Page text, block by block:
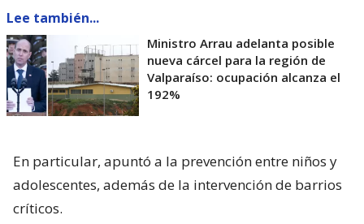
Lee también...
Ministro Arrau adelanta posible
nueva cárcel para la región de
Valparaíso: ocupación alcanza el
192%
En particular, apuntó a la prevención entre niños y
adolescentes, además de la intervención de barrios
críticos.